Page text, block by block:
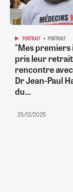
PORTRAIT PORTRAIT
"Mes
pris leur
rencontre
Dr Jean-Paul
du...
25/12/2025